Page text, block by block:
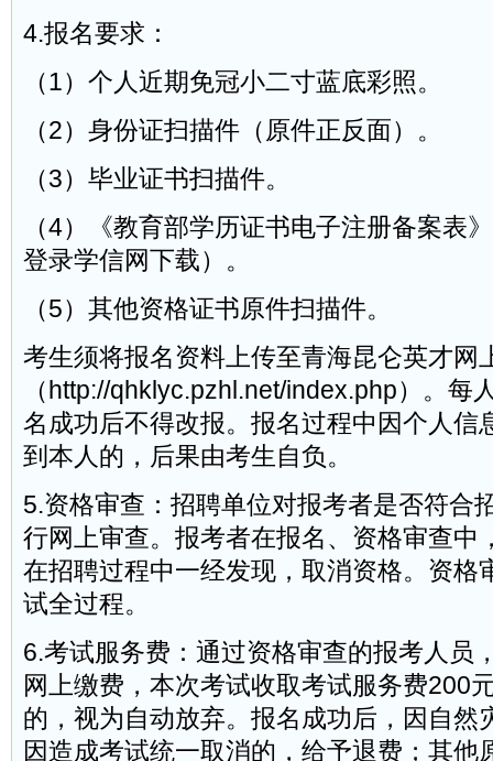
4.报名要求：
（1）个人近期免冠小二寸蓝底彩照。
（2）身份证扫描件（原件正反面）。
（3）毕业证书扫描件。
（4）《教育部学历证书电子注册备案表
登录学信网下载）。
（5）其他资格证书原件扫描件。
考生须将报名资料上传至青海昆仑英才网
（http://qhklyc.pzhl.net/index.php）。每
名成功后不得改报。报名过程中因个人信
到本人的，后果由考生自负。
5.资格审查：招聘单位对报考者是否符合
行网上审查。报考者在报名、资格审查中
在招聘过程中一经发现，取消资格。资格
试全过程。
6.考试服务费：通过资格审查的报考人员
网上缴费，本次考试收取考试服务费200
的，视为自动放弃。报名成功后，因自然
因造成考试统一取消的，给予退费；其他